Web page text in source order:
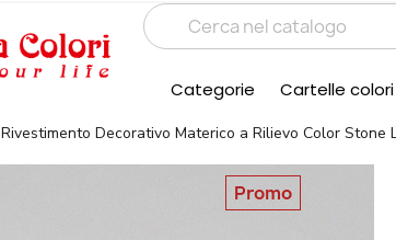
Categorie Cartelle colori
Rivestimento Decorativo Materico a Rilievo Color Stone
Promo